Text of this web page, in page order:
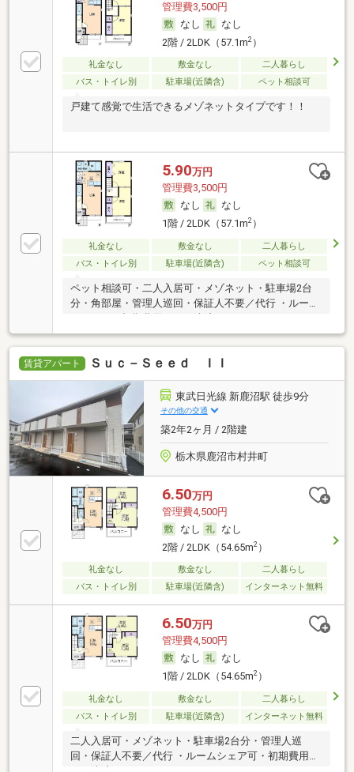
管理費3,500円
なし
なし
2階 / 2LDK（57.1m2）
礼金なし 敷金なし
二人暮らし
バス・トイレ別
駐車場(近隣含) ペット相談可
戸建て感覚で生活できるメゾネットタイプです！！
5.90万円
管理費3,500円
なし
なし
1階 / 2LDK（57.1m2）
礼金なし 敷金なし
二人暮らし
バス・トイレ別
駐車場(近隣含) ペット相談可
ペット相談可・二人入居可・メゾネット・駐車場2台
分・角部屋・管理人巡回・保証人不要／代行 ・ルーム
シェア可・初期費用カード決済可
賃貸アパート Ｓｕｃ－Ｓｅｅｄ ＩＩ
東武日光線 新鹿沼駅 徒歩9分
その他の交通
築2年2ヶ月 / 2階建
栃木県鹿沼市村井町
6.50万円
管理費4,500円
なし
なし
2階 / 2LDK（54.65m2）
礼金なし 敷金なし
二人暮らし
バス・トイレ別
駐車場(近隣含) インターネット無料
6.50万円
管理費4,500円
なし
なし
1階 / 2LDK（54.65m2）
礼金なし 敷金なし
二人暮らし
バス・トイレ別
駐車場(近隣含) インターネット無料
二人入居可・メゾネット・駐車場2台分・管理人巡
回・保証人不要／代行 ・ルームシェア可・初期費用カ